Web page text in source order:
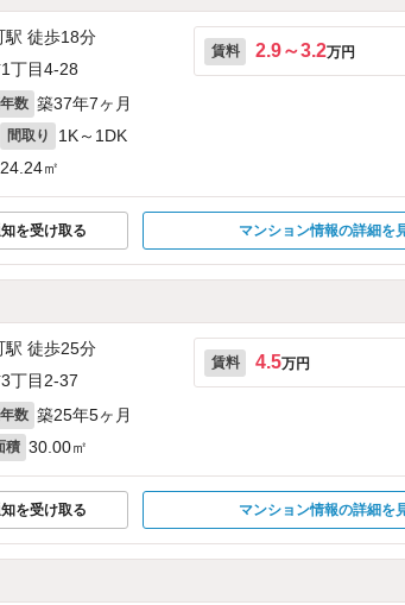
駅 徒歩18分
丁目4-28
数 築37年7ヶ月
間取り 1K～1DK
㎡
賃料 2.9～3.2万円
を受け取る マンション情報の詳細を
駅 徒歩25分
丁目2-37
数 築25年5ヶ月
積 30.00㎡
賃料 4.5万円
を受け取る マンション情報の詳細を